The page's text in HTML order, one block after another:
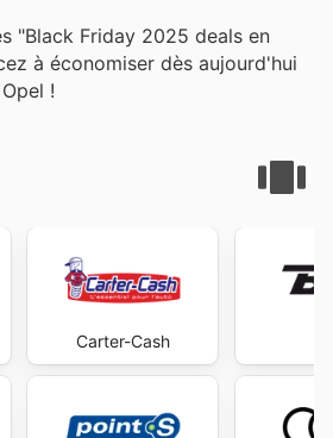
"Black Friday 2025 deals en
à économiser dès aujourd'hui
!
Carter-Cash